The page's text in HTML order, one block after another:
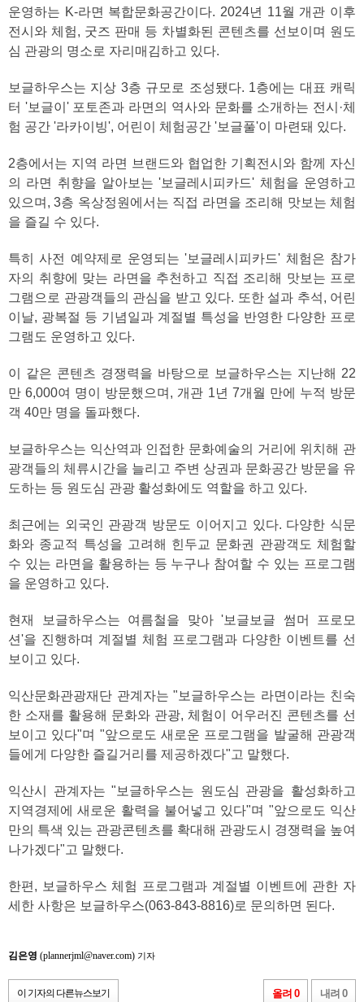
운영하는 K-라면 복합문화공간이다. 2024년 11월 개관 이후
전시와 체험, 굿즈 판매 등 차별화된 콘텐츠를 선보이며 원도
심 관광의 명소로 자리매김하고 있다.
보글하우스는 지상 3층 규모로 조성됐다. 1층에는 대표 캐릭
터 '보글이' 포토존과 라면의 역사와 문화를 소개하는 전시·체
험 공간 '라카이빙', 어린이 체험공간 '보글풀'이 마련돼 있다.
2층에서는 지역 라면 브랜드와 협업한 기획전시와 함께 자신
의 라면 취향을 알아보는 '보글레시피카드' 체험을 운영하고
있으며, 3층 옥상정원에서는 직접 라면을 조리해 맛보는 체험
을 즐길 수 있다.
특히 사전 예약제로 운영되는 '보글레시피카드' 체험은 참가
자의 취향에 맞는 라면을 추천하고 직접 조리해 맛보는 프로
그램으로 관광객들의 관심을 받고 있다. 또한 설과 추석, 어린
이날, 광복절 등 기념일과 계절별 특성을 반영한 다양한 프로
그램도 운영하고 있다.
이 같은 콘텐츠 경쟁력을 바탕으로 보글하우스는 지난해 22
만 6,000여 명이 방문했으며, 개관 1년 7개월 만에 누적 방문
객 40만 명을 돌파했다.
보글하우스는 익산역과 인접한 문화예술의 거리에 위치해 관
광객들의 체류시간을 늘리고 주변 상권과 문화공간 방문을 유
도하는 등 원도심 관광 활성화에도 역할을 하고 있다.
최근에는 외국인 관광객 방문도 이어지고 있다. 다양한 식문
화와 종교적 특성을 고려해 힌두교 문화권 관광객도 체험할
수 있는 라면을 활용하는 등 누구나 참여할 수 있는 프로그램
을 운영하고 있다.
현재 보글하우스는 여름철을 맞아 '보글보글 썸머 프로모
션'을 진행하며 계절별 체험 프로그램과 다양한 이벤트를 선
보이고 있다.
익산문화관광재단 관계자는 "보글하우스는 라면이라는 친숙
한 소재를 활용해 문화와 관광, 체험이 어우러진 콘텐츠를 선
보이고 있다"며 "앞으로도 새로운 프로그램을 발굴해 관광객
들에게 다양한 즐길거리를 제공하겠다"고 말했다.
익산시 관계자는 "보글하우스는 원도심 관광을 활성화하고
지역경제에 새로운 활력을 불어넣고 있다"며 "앞으로도 익산
만의 특색 있는 관광콘텐츠를 확대해 관광도시 경쟁력을 높여
나가겠다"고 말했다.
한편, 보글하우스 체험 프로그램과 계절별 이벤트에 관한 자
세한 사항은 보글하우스(063-843-8816)로 문의하면 된다.
김은영 (plannerjml@naver.com) 기자
이 기자의 다른뉴스보기 올려 0 내려 0